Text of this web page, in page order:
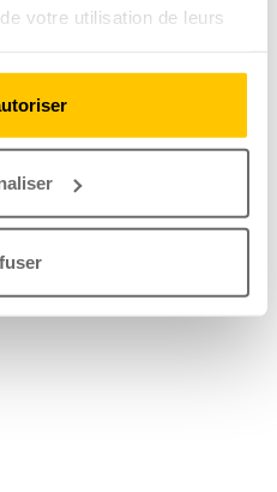
votre utilisation de leurs